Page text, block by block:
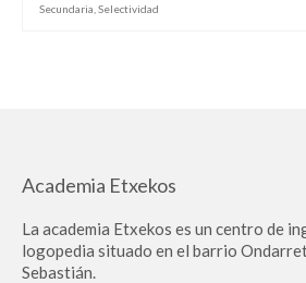
Secundaria Selectividad
Academia Etxekos
La academia Etxekos es un centro de
logopedia situado en el barrio
Sebastián.